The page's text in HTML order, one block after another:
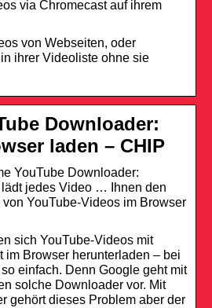
via Chromecast auf ihrem
von Webseiten, oder
ihrer Videoliste ohne sie
Downloader:
laden – CHIP
YouTube Downloader:
jedes Video … Ihnen den
YouTube-Videos im Browser
sich YouTube-Videos mit
im Browser herunterladen – bei
einfach. Denn Google geht mit
solche Downloader vor. Mit
gehört dieses Problem aber der